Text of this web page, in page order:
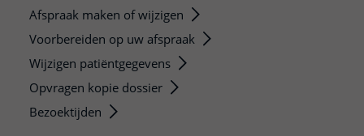
Afspraak maken of wijzigen
Voorbereiden op uw afspraak
Wijzigen patiëntgegevens
Opvragen kopie dossier
Bezoektijden